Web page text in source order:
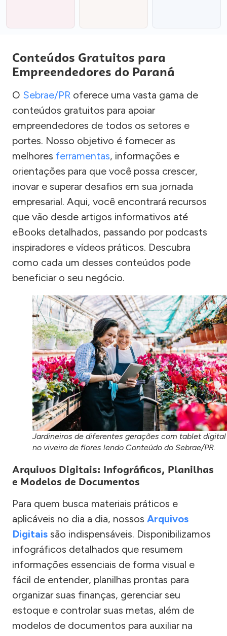
Conteúdos Gratuitos para
Empreendedores do Paraná
O Sebrae/PR oferece uma vasta gama de
conteúdos gratuitos para apoiar
empreendedores de todos os setores e
portes. Nosso objetivo é fornecer as
melhores ferramentas, informações e
orientações para que você possa crescer,
inovar e superar desafios em sua jornada
empresarial. Aqui, você encontrará recursos
que vão desde artigos informativos até
eBooks detalhados, passando por podcasts
inspiradores e vídeos práticos. Descubra
como cada um desses conteúdos pode
beneficiar o seu negócio.
Jardineiros de diferentes gerações com tablet digital
no viveiro de flores lendo Conteúdo do Sebrae/PR.
Arquivos Digitais: Infográficos, Planilhas
e Modelos de Documentos
Para quem busca materiais práticos e
aplicáveis no dia a dia, nossos Arquivos
Digitais são indispensáveis. Disponibilizamos
infográficos detalhados que resumem
informações essenciais de forma visual e
fácil de entender, planilhas prontas para
organizar suas finanças, gerenciar seu
estoque e controlar suas metas, além de
modelos de documentos para auxiliar na